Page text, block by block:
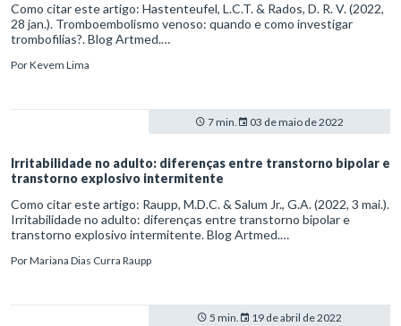
Como citar este artigo: Hastenteufel, L.C.T. & Rados, D. R. V. (2022,
28 jan.). Tromboembolismo venoso: quando e como investigar
trombofilias?. Blog Artmed.
como-investigar-trombofilias-v2
PorKevem Lima
7 min. 03 de maio de 2022
Irritabilidade no adulto: diferenças entre transtorno bipolar e
transtorno explosivo intermitente
Como citar este artigo: Raupp, M.D.C. & Salum Jr., G.A. (2022, 3 mai.).
Irritabilidade no adulto: diferenças entre transtorno bipolar e
transtorno explosivo intermitente. Blog Artmed.
entre-transtorno-bipolar-e-transtorno-explosivo-intermitente
PorMariana Dias Curra Raupp
5 min. 19 de abril de 2022